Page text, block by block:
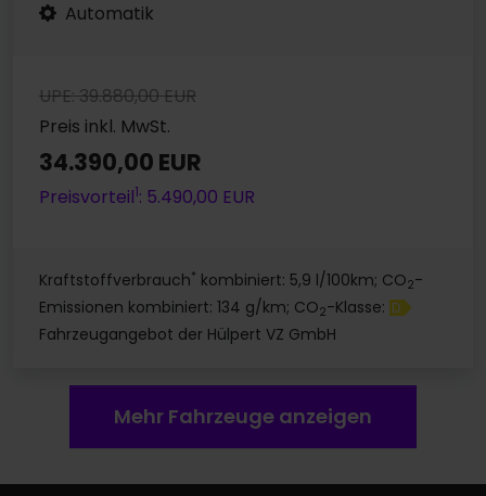
Automatik
UPE: 39.880,00 EUR
Preis inkl. MwSt.
34.390,00 EUR
Preisvorteil1: 5.490,00 EUR
Kraftstoffverbrauch* kombiniert: 5,9 l/100km; CO2-
Emissionen kombiniert: 134 g/km; CO2-Klasse: D
Fahrzeugangebot der Hülpert VZ GmbH
Mehr Fahrzeuge anzeigen